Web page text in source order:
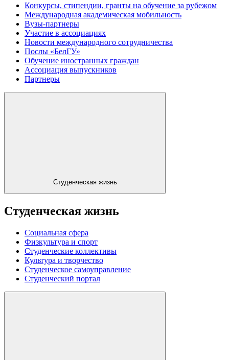
Конкурсы, стипендии, гранты на обучение за рубежом
Международная академическая мобильность
Вузы-партнеры
Участие в ассоциациях
Новости международного сотрудничества
Послы «БелГУ»
Обучение иностранных граждан
Ассоциация выпускников
Партнеры
Студенческая жизнь
Студенческая жизнь
Социальная сфера
Физкультура и спорт
Студенческие коллективы
Культура и творчество
Студенческое самоуправление
Студенческий портал